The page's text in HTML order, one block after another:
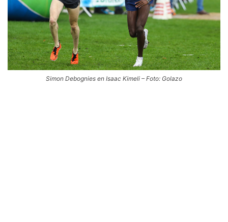
Simon Debognies en Isaac Kimeli – Foto: Golazo